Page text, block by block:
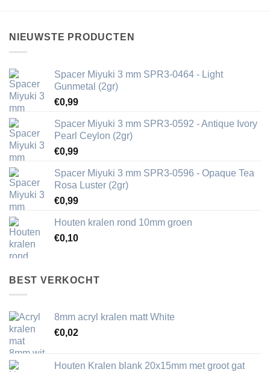
NIEUWSTE PRODUCTEN
Spacer Miyuki 3 mm SPR3-0464 - Light
Gunmetal (2gr)
€0,99
Spacer Miyuki 3 mm SPR3-0592 - Antique Ivory
Pearl Ceylon (2gr)
€0,99
Spacer Miyuki 3 mm SPR3-0596 - Opaque Tea
Rosa Luster (2gr)
€0,99
Houten kralen rond 10mm groen
€0,10
BEST VERKOCHT
8mm acryl kralen matt White
€0,02
Houten Kralen blank 20x15mm met groot gat